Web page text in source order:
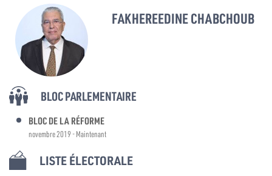
FAKHEREEDINE CHABCHOUB
BLOC PARLEMENTAIRE
BLOC DE LA RÉFORME
novembre 2019 - Maintenant
LISTE ÉLECTORALE